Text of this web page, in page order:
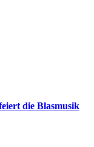
die Blasmusik